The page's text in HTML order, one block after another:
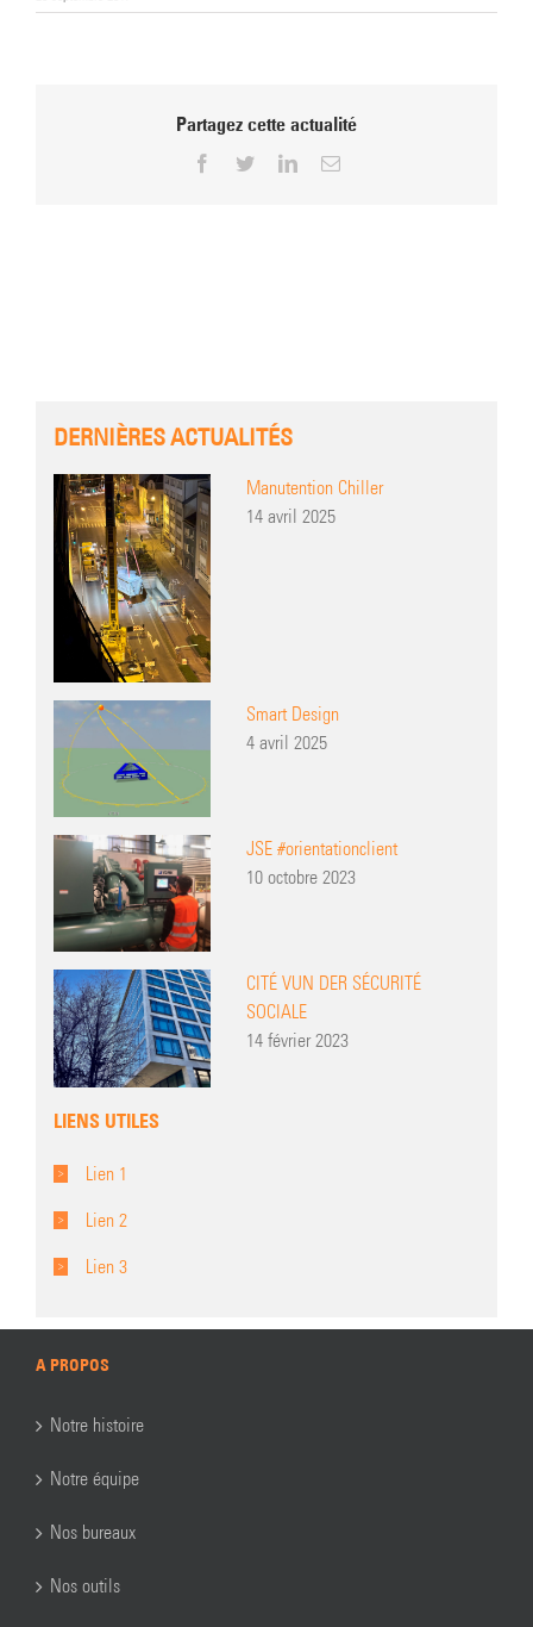
Partagez cette actualité
Facebook
TwitterLinkedInEmail
DERNIÈRES ACTUALITÉS
Manutention Chiller
14 avril 2025
Smart Design
4 avril 2025
JSE #orientationclient
10 octobre 2023
CITÉ VUN DER SÉCURITÉ
SOCIALE
14 février 2023
LIENS UTILES
Lien 1
Lien 2
Lien 3
A PROPOS
Notre histoire
Notre équipe
Nos bureaux
Nos outils